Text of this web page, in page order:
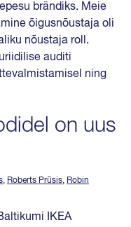
brändiks. Meie
õigusnõustaja oli
nõustaja roll.
auditi
ning
on uus
, Roberts Prūsis, Robin
IKEA